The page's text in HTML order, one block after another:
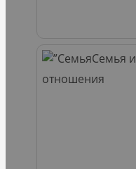
Семья и
отношения